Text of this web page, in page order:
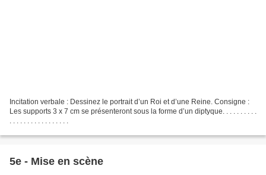
Incitation verbale : Dessinez le portrait d’un Roi et d’une Reine. Consigne :
Les supports 3 x 7 cm se présenteront sous la forme d’un diptyque. . . . . . . . . .
5e - Mise en scène